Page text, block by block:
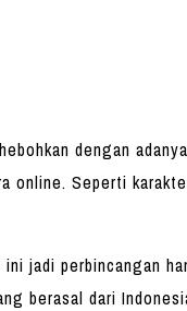
dengan
online. Seperti
jadi perbincangan
berasal dari